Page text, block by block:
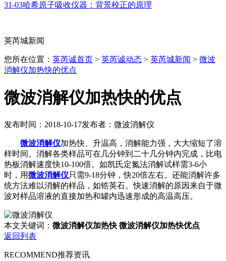
31-03哈希原子吸收仪器：背景校正的原理
英芮城新闻
您所在位置： 英芮诚首页 > 英芮诚动态 > 英芮城新闻 > 微波
消解仪加热快的优点
微波消解仪加热快的优点
发布时间：2018-10-17发布者：微波消解仪
微波消解仪加热快、升温高，消解能力强，大大缩短了溶
样时间。消解各类样品可在几分钟到二十几分钟内完成，比电
热板消解速度快10-100倍。如凯氏定氮法消解试样需3-6小
时，用微波消解仪只需9-18分钟，快20倍左右。还能消解许多
统方法难以消解的样品，如锆英石。快速消解的原因来自于微
波对样品溶液的直接加热和罐内迅速形成的高温高压。
本文关键词： 微波消解仪加热快 微波消解仪加热快优点
返回列表
RECOMMEND推荐资讯